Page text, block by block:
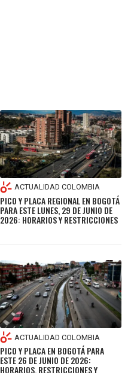
ACTUALIDAD COLOMBIA
PICO Y PLACA REGIONAL EN BOGOTÁ
PARA ESTE LUNES, 29 DE JUNIO DE
2026: HORARIOS Y RESTRICCIONES
ACTUALIDAD COLOMBIA
PICO Y PLACA EN BOGOTÁ PARA
ESTE 26 DE JUNIO DE 2026:
HORARIOS, RESTRICCIONES Y